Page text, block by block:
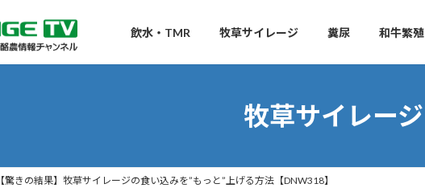
飲水・TMR 牧草サイレージ 糞尿 和牛繁殖
牧草サイレージ
【驚きの結果】牧草サイレージの食い込みを”もっと”上げる方法【DNW318】